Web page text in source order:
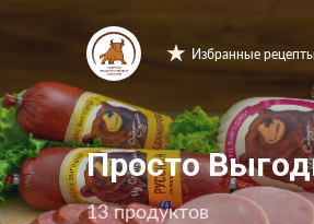
Интернет-
Продукция
Избранные рецепты
Просто
13 продуктов